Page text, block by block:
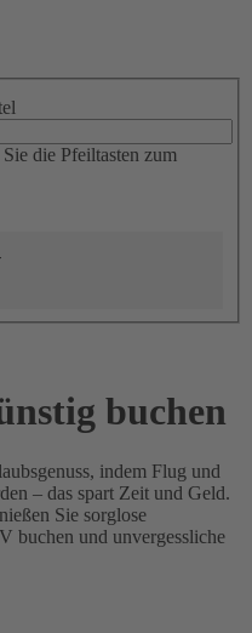
die Pfeiltasten zum
buchen
indem Flug und
– das spart Zeit und Geld.
Sie sorglose
buchen und unvergessliche